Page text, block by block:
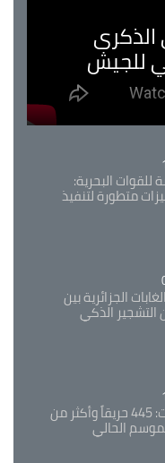
للجيش
البحرية:
متطورة لتنفيذ
الجزائرية بين
الذكي
المدير العام للغابات: 445 حريقاً وأكثر من